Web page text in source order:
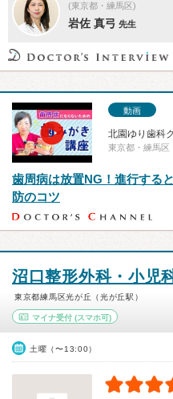
(東京都・練馬区)
岩佐 真弓 先生
動画
北園ゆり歯科
東京都・練馬区
歯周病は放置NG！進行する
防のコツ
沼口整形外科・小児
東京都練馬区光が丘（光が丘駅）
マイナ受付 (スマホ可)
土曜（〜13:00）